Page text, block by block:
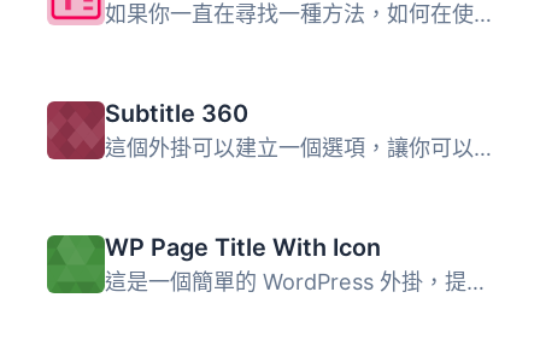
如果你一直在尋找一種方法，如何在使用 Elementor 頁面時預設...
Subtitle 360
這個外掛可以建立一個選項，讓你可以為頁面和文章輸入子標題...
WP Page Title With Icon
這是一個簡單的 WordPress 外掛，提供一組圖示，可顯示在文章...